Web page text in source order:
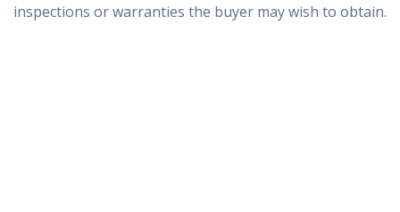
inspections or warranties the buyer may wish to obtain.